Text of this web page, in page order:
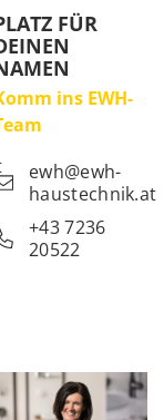
FÜR
ins EWH-
ewh@ewh-
haustechnik.at
+43 7236
20522